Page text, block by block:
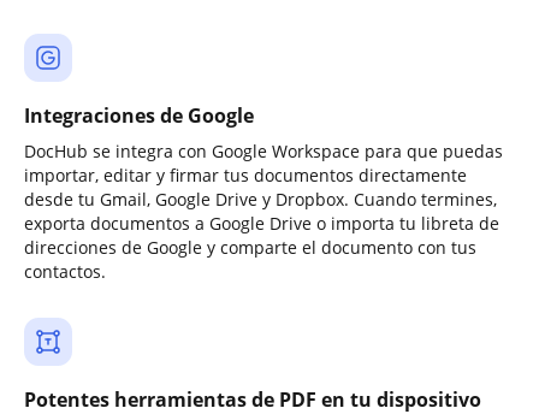
Integraciones de Google
DocHub se integra con Google Workspace para que puedas
importar, editar y firmar tus documentos directamente
desde tu Gmail, Google Drive y Dropbox. Cuando termines,
exporta documentos a Google Drive o importa tu libreta de
direcciones de Google y comparte el documento con tus
contactos.
Potentes herramientas de PDF en tu dispositivo